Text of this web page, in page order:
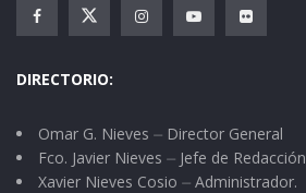
DIRECTORIO:
Omar G. Nieves ⏤ Director General
Fco. Javier Nieves ⏤ Jefe de Redacción
Xavier Nieves Cosio ⏤ Administrador.